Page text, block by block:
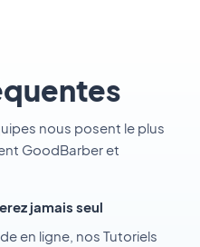
nous posent le plus
GoodBarber et
jamais seul
en ligne, nos Tutoriels